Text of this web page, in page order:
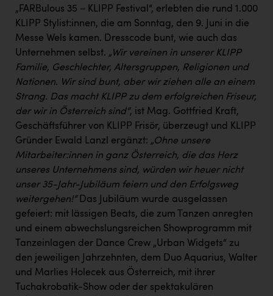
Passage Linz
PEZ
PÜSPÖK
REMAX
RE/MAX Welcome
Resch&Frisch
RUBBLE MASTER
Ruderclub Wels
SCRI - Salzburg Cancer Research Institute
SCHMACHTL GmbH
Schwingshandl - automation technology gmbh
Seher + Partner
Smurfit Westrock Nettingsdorf
„FARBulous 35 – KLIPP Festival“, erlebten die rund 1.000
KLIPP Stylist:innen, die am Sonntag, den 9. Juni in die
Messe Wels kamen. Dresscode bunt, wie auch das
Unternehmen selbst. „Wir vereinen in unserer KLIPP
Familie, Geschlechter, Altersgruppen, Religionen und
Nationen. Wir sind bunt, aber wir ziehen alle an einem
Strang. Das macht KLIPP zu dem erfolgreichen Friseur,
der wir in Österreich sind“, ist Mag. Gottfried Kraft,
Geschäftsführer von KLIPP Frisör, überzeugt und KLIPP
Gründer Ewald Lanzl ergänzt: „Ohne unsere
Mitarbeiter:innen in ganz Österreich, die das Herz
unseres Unternehmens sind, würden wir heuer nicht
unser 35-Jahr-Jubiläum feiern und den Erfolgsweg
weitergehen!“ Das Jubiläum wurde ausgelassen
gefeiert: mit lässigen Beats, die zum Tanzen anregten
und einem abwechslungsreichen Showprogramm mit
Tanzeinlagen der Dance Crew „Urban Widgets“ zu
den jeweiligen Jahrzehnten, dem Duo Aquarius, Walter
und Marlies Holecek aus Österreich, mit ihrer
Tuchakrobatik-Show oder der spektakulären